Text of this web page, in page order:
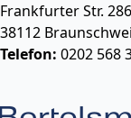
Frankfurter Str. 286
38112
Telefon: 0202 568